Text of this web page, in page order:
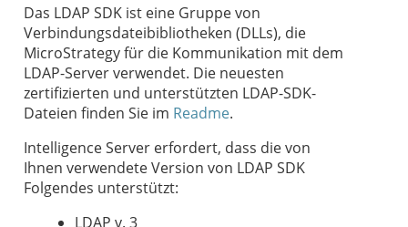
Das LDAP SDK ist eine Gruppe von
Verbindungsdateibibliotheken (DLLs), die
MicroStrategy für die Kommunikation mit dem
LDAP-Server verwendet. Die neuesten
zertifizierten und unterstützten LDAP-SDK-
Dateien finden Sie im Readme.
Intelligence Server erfordert, dass die von
Ihnen verwendete Version von LDAP SDK
Folgendes unterstützt:
LDAP v. 3